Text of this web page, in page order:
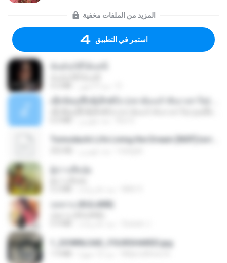
المزيد من الملفات مخفية
استمر في التطبيق
กุหลาบ (KULARB)
1_DOWNLOAD_FOURSHARED.jpg